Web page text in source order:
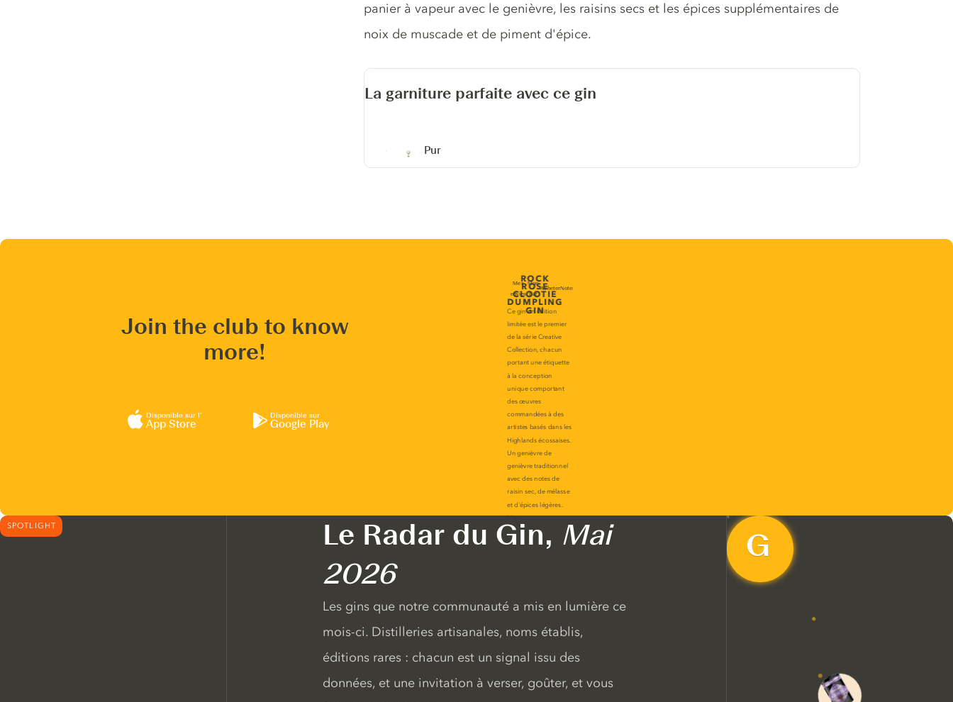
panier à vapeur avec le genièvre, les raisins secs et les épices supplémentaires de
noix de muscade et de piment d'épice.
La garniture parfaite avec ce gin
Pur
Join the club to know
more!
Disponible sur l’
App Store
Disponible sur
Google Play
SPOTLIGHT Le Radar du Gin, Mai
2026
Les gins que notre communauté a mis en lumière ce
mois-ci. Distilleries artisanales, noms établis,
éditions rares : chacun est un signal issu des
données, et une invitation à verser, goûter, et vous